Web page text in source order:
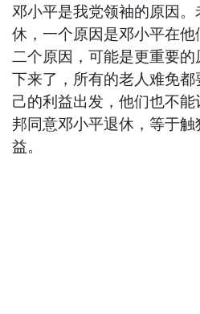
邓小平是我党领袖的原因
休，一个原因是邓小平在
二个原因，可能是更重要
下来了，所有的老人难免
己的利益出发，他们也不
邦同意邓小平退休，等于触
益。